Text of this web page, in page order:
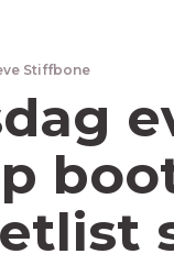
Stiffbone